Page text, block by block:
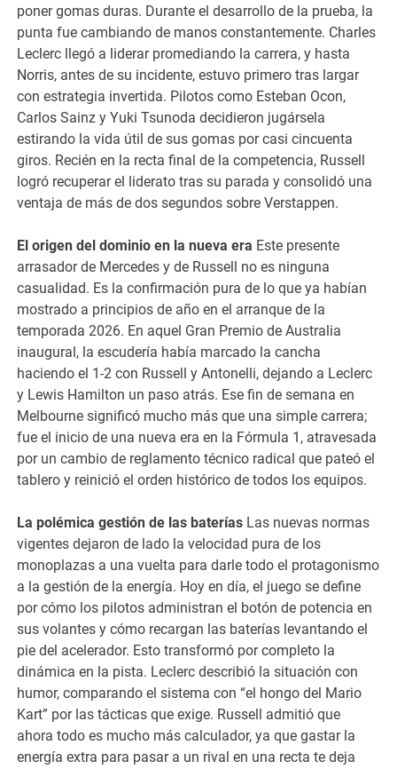
poner gomas duras. Durante el desarrollo de la prueba, la
punta fue cambiando de manos constantemente. Charles
Leclerc llegó a liderar promediando la carrera, y hasta
Norris, antes de su incidente, estuvo primero tras largar
con estrategia invertida. Pilotos como Esteban Ocon,
Carlos Sainz y Yuki Tsunoda decidieron jugársela
estirando la vida útil de sus gomas por casi cincuenta
giros. Recién en la recta final de la competencia, Russell
logró recuperar el liderato tras su parada y consolidó una
ventaja de más de dos segundos sobre Verstappen.
El origen del dominio en la nueva era Este presente
arrasador de Mercedes y de Russell no es ninguna
casualidad. Es la confirmación pura de lo que ya habían
mostrado a principios de año en el arranque de la
temporada 2026. En aquel Gran Premio de Australia
inaugural, la escudería había marcado la cancha
haciendo el 1-2 con Russell y Antonelli, dejando a Leclerc
y Lewis Hamilton un paso atrás. Ese fin de semana en
Melbourne significó mucho más que una simple carrera;
fue el inicio de una nueva era en la Fórmula 1, atravesada
por un cambio de reglamento técnico radical que pateó el
tablero y reinició el orden histórico de todos los equipos.
La polémica gestión de las baterías Las nuevas normas
vigentes dejaron de lado la velocidad pura de los
monoplazas a una vuelta para darle todo el protagonismo
a la gestión de la energía. Hoy en día, el juego se define
por cómo los pilotos administran el botón de potencia en
sus volantes y cómo recargan las baterías levantando el
pie del acelerador. Esto transformó por completo la
dinámica en la pista. Leclerc describió la situación con
humor, comparando el sistema con “el hongo del Mario
Kart” por las tácticas que exige. Russell admitió que
ahora todo es mucho más calculador, ya que gastar la
energía extra para pasar a un rival en una recta te deja